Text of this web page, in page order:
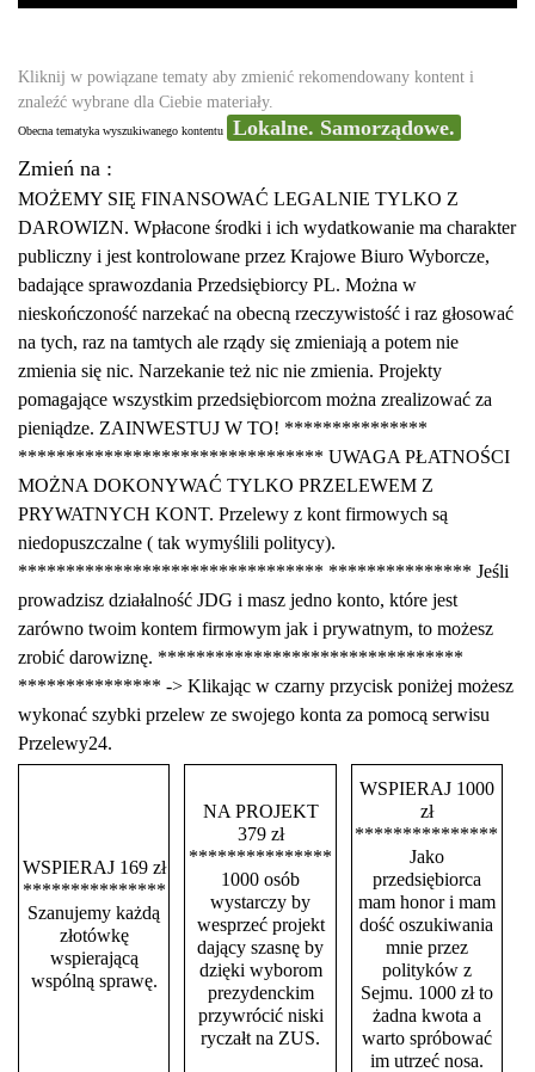
Kliknij w powiązane tematy aby zmienić rekomendowany kontent i
znaleźć wybrane dla Ciebie materiały.
Obecna tematyka wyszukiwanego kontentu
Lokalne. Samorządowe.
Zmień na :
MOŻEMY SIĘ FINANSOWAĆ LEGALNIE TYLKO Z
DAROWIZN. Wpłacone środki i ich wydatkowanie ma charakter
publiczny i jest kontrolowane przez Krajowe Biuro Wyborcze,
badające sprawozdania Przedsiębiorcy PL. Można w
nieskończoność narzekać na obecną rzeczywistość i raz głosować
na tych, raz na tamtych ale rządy się zmieniają a potem nie
zmienia się nic. Narzekanie też nic nie zmienia. Projekty
pomagające wszystkim przedsiębiorcom można zrealizować za
pieniądze. ZAINWESTUJ W TO! ***************
******************************** UWAGA PŁATNOŚCI
MOŻNA DOKONYWAĆ TYLKO PRZELEWEM Z
PRYWATNYCH KONT. Przelewy z kont firmowych są
niedopuszczalne ( tak wymyślili politycy).
******************************** *************** Jeśli
prowadzisz działalność JDG i masz jedno konto, które jest
zarówno twoim kontem firmowym jak i prywatnym, to możesz
zrobić darowiznę. ********************************
*************** -> Klikając w czarny przycisk poniżej możesz
wykonać szybki przelew ze swojego konta za pomocą serwisu
Przelewy24.
WSPIERAJ 169 zł
***************
Szanujemy każdą
złotówkę
wspierającą
wspólną sprawę.
NA PROJEKT
379 zł
***************
1000 osób
wystarczy by
wesprzeć projekt
dający szasnę by
dzięki wyborom
prezydenckim
przywrócić niski
ryczałt na ZUS.
WSPIERAJ 1000
zł
***************
Jako
przedsiębiorca
mam honor i mam
dość oszukiwania
mnie przez
polityków z
Sejmu. 1000 zł to
żadna kwota a
warto spróbować
im utrzeć nosa.